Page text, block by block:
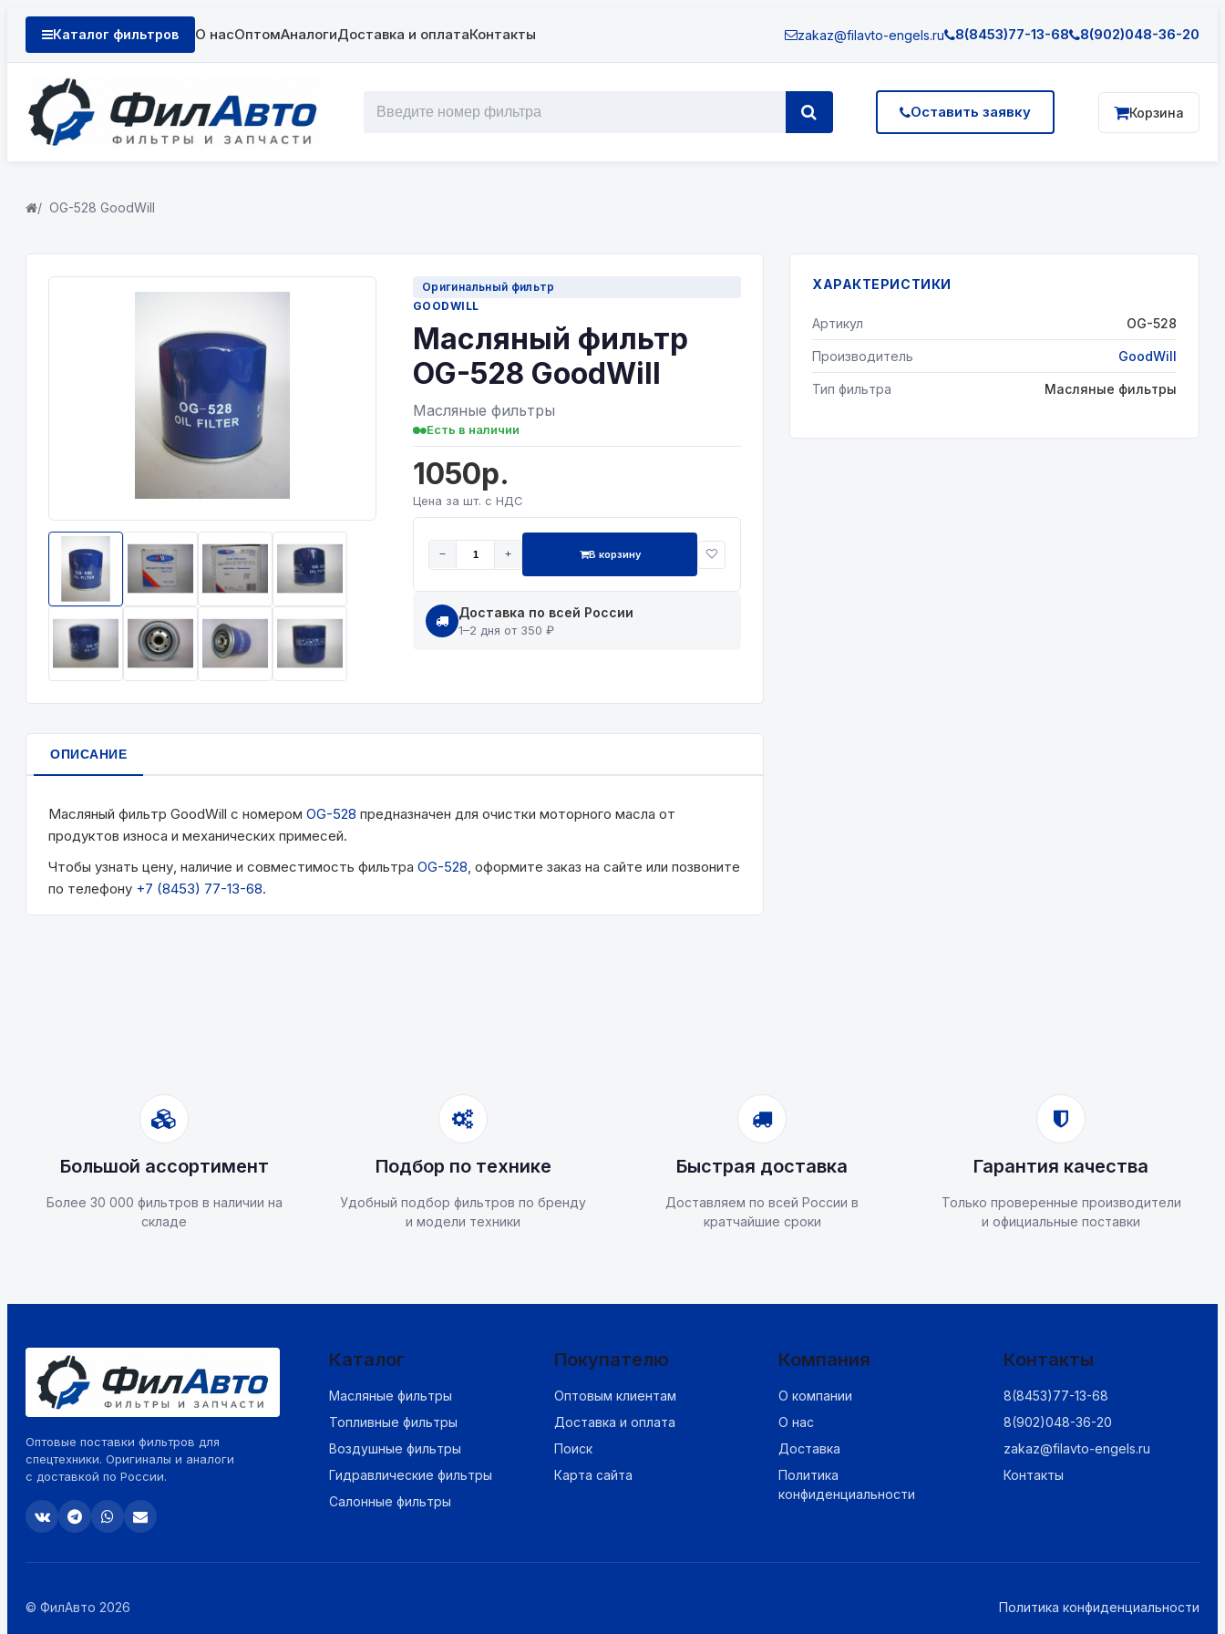
Каталог фильтров О насОптомАналогиДоставка и оплатаКонтакты zakaz@filavto-engels.ru 8(8453)77-13-68 8(902)048-36-20
Оставить заявку Корзина
OG-528 GoodWill
Оригинальный фильтр
GOODWILL
Масляный фильтр
OG-528 GoodWill
Масляные фильтры
Есть в наличии
1050р.
Цена за шт. с НДС
− + В корзину
Доставка по всей России
1–2 дня от 350 ₽
ОПИСАНИЕ
Масляный фильтр GoodWill с номером OG-528 предназначен для очистки моторного масла от
продуктов износа и механических примесей.
Чтобы узнать цену, наличие и совместимость фильтра OG-528, оформите заказ на сайте или позвоните
по телефону +7 (8453) 77-13-68.
ХАРАКТЕРИСТИКИ
Артикул OG-528
Производитель GoodWill
Тип фильтра Масляные фильтры
Большой ассортимент
Более 30 000 фильтров в наличии на
складе
Подбор по технике
Удобный подбор фильтров по бренду
и модели техники
Быстрая доставка
Доставляем по всей России в
кратчайшие сроки
Гарантия качества
Только проверенные производители
и официальные поставки
Оптовые поставки фильтров для
спецтехники. Оригиналы и аналоги
с доставкой по России.
Каталог
Масляные фильтры
Топливные фильтры
Воздушные фильтры
Гидравлические фильтры
Салонные фильтры
Покупателю
Оптовым клиентам
Доставка и оплата
Поиск
Карта сайта
Компания
О компании
О нас
Доставка
Политика
конфиденциальности
Контакты
8(8453)77-13-68
8(902)048-36-20
zakaz@filavto-engels.ru
Контакты
© ФилАвто 2026 Политика конфиденциальности